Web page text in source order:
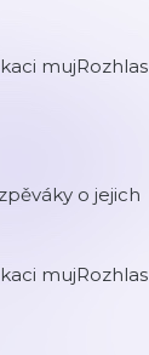
mujRozhlas
o jejich
mujRozhlas